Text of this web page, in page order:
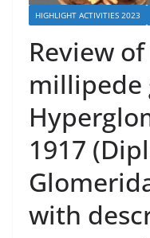
HIGHLIGHT ACTIVITIES 2023
Review
millipede
1917
with